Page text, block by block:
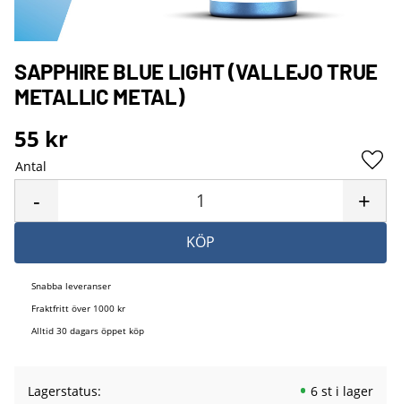
SAPPHIRE BLUE LIGHT (VALLEJO TRUE
METALLIC METAL)
55 kr
Antal
+
-
KÖP
Snabba leveranser
Fraktfritt över 1000 kr
Alltid 30 dagars öppet köp
Lagerstatus
6 st i lager